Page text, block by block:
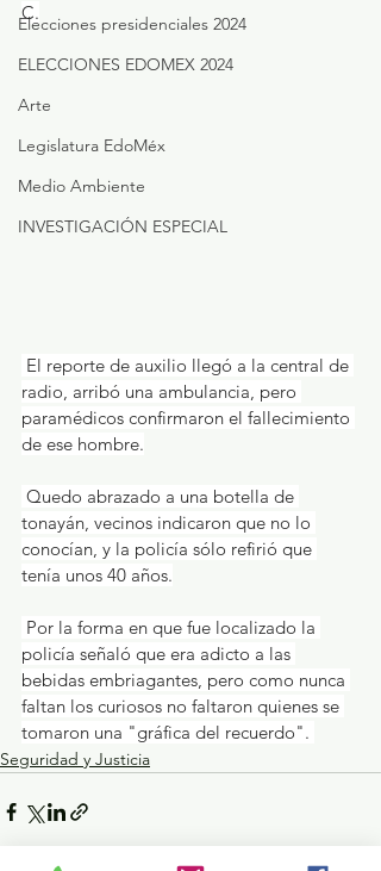
Elecciones presidenciales 2024
ELECCIONES EDOMEX 2024
Arte
Legislatura EdoMéx
Medio Ambiente
INVESTIGACIÓN ESPECIAL
C.
radio, arribó una ambulancia, pero
paramédicos confirmaron el fallecimiento
de ese hombre.
tonayán, vecinos indicaron que no lo
conocían, y la policía sólo refirió que
tenía unos 40 años.
policía señaló que era adicto a las
bebidas embriagantes, pero como nunca
faltan los curiosos no faltaron quienes se
tomaron una "gráfica del recuerdo".
Seguridad y Justicia